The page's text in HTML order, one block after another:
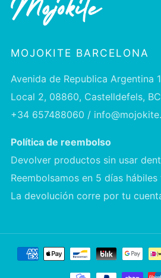
MOJOKITE BARCELONA
Avenida de Republica Argentina
Local 2, 08860, Castelldefels,
+34 657488060 /
Política de reembolso
Devolver productos sin usar
Reembolsamos en 5 días
La devolución corre por tu